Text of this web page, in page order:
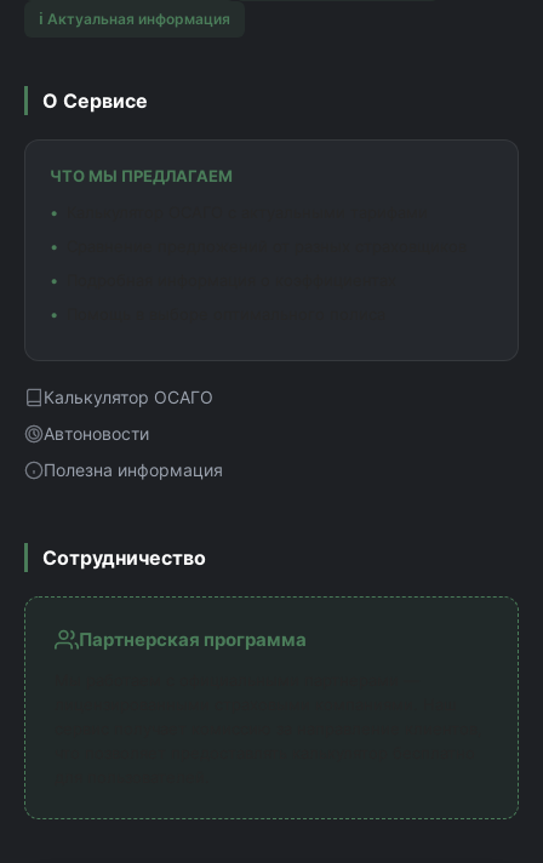
ℹ️ Актуальная информация
О Сервисе
ЧТО МЫ ПРЕДЛАГАЕМ
Калькулятор ОСАГО
Автоновости
Полезна информация
Сотрудничество
Партнерская программа